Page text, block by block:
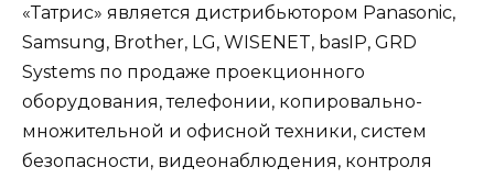
«Татрис» является дистрибьютором Panasonic,
Samsung, Brother, LG, WISENET, basIP, GRD
Systems по продаже проекционного
оборудования, телефонии, копировально-
множительной и офисной техники, систем
безопасности, видеонаблюдения, контроля